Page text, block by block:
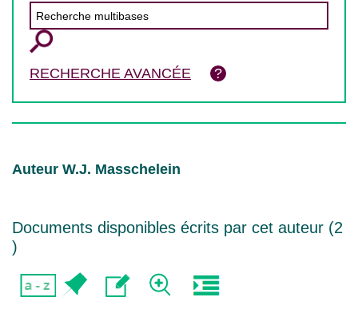
RECHERCHE AVANCÉE
Auteur W.J. Masschelein
Documents disponibles écrits par cet auteur (2
)